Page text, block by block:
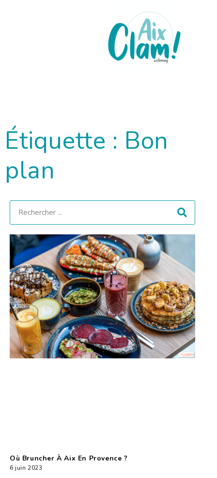
Étiquette : Bon
plan
Où Bruncher À Aix En Provence ?
6 juin 2023